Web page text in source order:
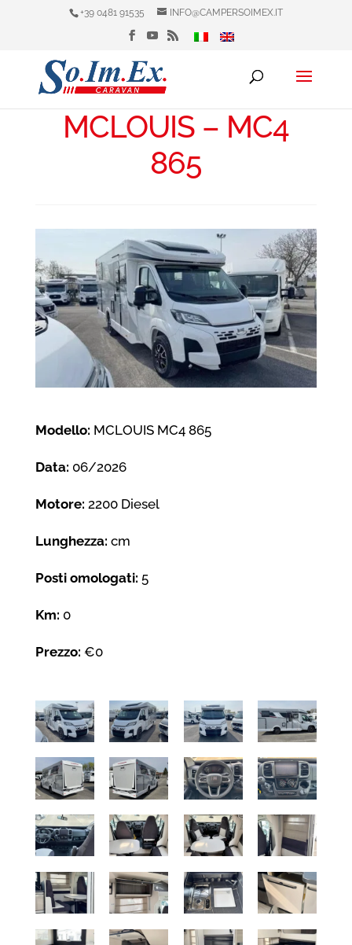
+39 0481 91535 INFO@CAMPERSOIMEX.IT
MCLOUIS – MC4
865
Modello: MCLOUIS MC4 865
Data: 06/2026
Motore: 2200 Diesel
Lunghezza: cm
Posti omologati: 5
Km: 0
Prezzo: €0